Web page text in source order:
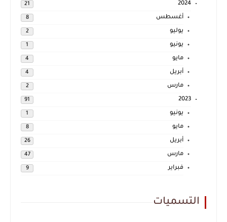
2024
21
أغسطس 8
يوليو 2
يونيو 1
مايو 4
أبريل 4
مارس 2
2023
91
يونيو 1
مايو 8
أبريل 26
مارس 47
فبراير 9
التسميات